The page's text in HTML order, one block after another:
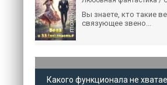
Вы знаете, кто такие
связующее звено...
Какого функционала не